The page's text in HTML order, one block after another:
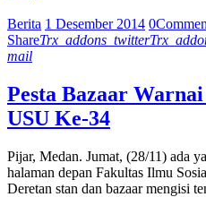
Berita 1 Desember 2014 0
ShareTrx_addons_twitter
mail
Pesta Bazaar
USU Ke-34
Pijar, Medan. Jumat, (28/11) ada
halaman depan Fakultas Ilmu
Deretan stan dan bazaar mengisi